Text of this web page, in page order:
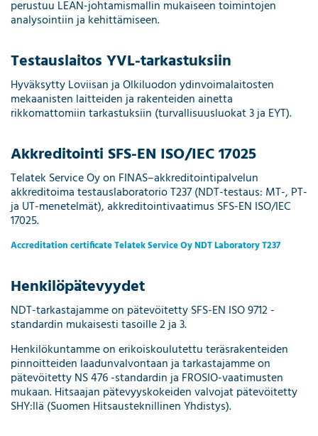
perustuu LEAN-johtamismallin mukaiseen toimintojen
analysointiin ja kehittämiseen.
Testauslaitos YVL-tarkastuksiin
Hyväksytty Loviisan ja Olkiluodon ydinvoimalaitosten
mekaanisten laitteiden ja rakenteiden ainetta
rikkomattomiin tarkastuksiin (turvallisuusluokat 3 ja EYT).
Akkreditointi SFS-EN ISO/IEC 17025
Telatek Service Oy on FINAS–akkreditointipalvelun
akkreditoima testauslaboratorio T237 (NDT-testaus: MT-, PT-
ja UT-menetelmät), akkreditointivaatimus SFS-EN ISO/IEC
17025.
Accreditation certificate Telatek Service Oy NDT Laboratory T237
Henkilöpätevyydet
NDT-tarkastajamme on pätevöitetty SFS-EN ISO 9712 -
standardin mukaisesti tasoille 2 ja 3.
Henkilökuntamme on erikoiskoulutettu teräsrakenteiden
pinnoitteiden laadunvalvontaan ja tarkastajamme on
pätevöitetty NS 476 -standardin ja FROSIO-vaatimusten
mukaan. Hitsaajan pätevyyskokeiden valvojat pätevöitetty
SHY:llä (Suomen Hitsausteknillinen Yhdistys).